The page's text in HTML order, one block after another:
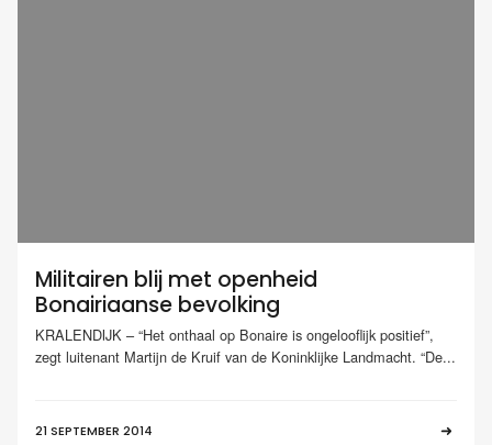
Militairen blij met openheid
Bonairiaanse bevolking
KRALENDIJK – “Het onthaal op Bonaire is ongelooflijk positief”,
zegt luitenant Martijn de Kruif van de Koninklijke Landmacht. “De...
21 SEPTEMBER 2014